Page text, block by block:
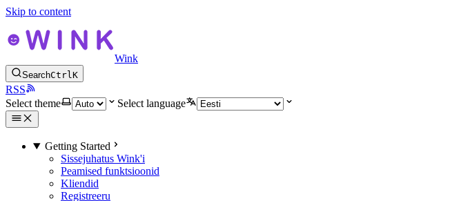
Skip to content
Wink
SearchCtrlK
RSS
Select theme
Select language
Getting Started
Sissejuhatus Wink'i
Peamised funktsioonid
Kliendid
Registreeru